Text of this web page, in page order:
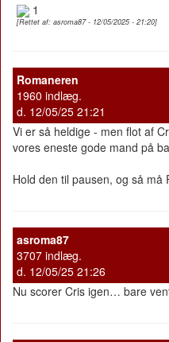
1
[Rettet af: asroma87 - 12/05/2025 - 21:20]
Romaneren
1960 indlæg.
d. 12/05/25 21:21
Vi er så heldige - men flot af
vores eneste gode mand på
Hold den til pausen, og så må
asroma87
3707 indlæg.
d. 12/05/25 21:26
Nu scorer Cris igen… bare